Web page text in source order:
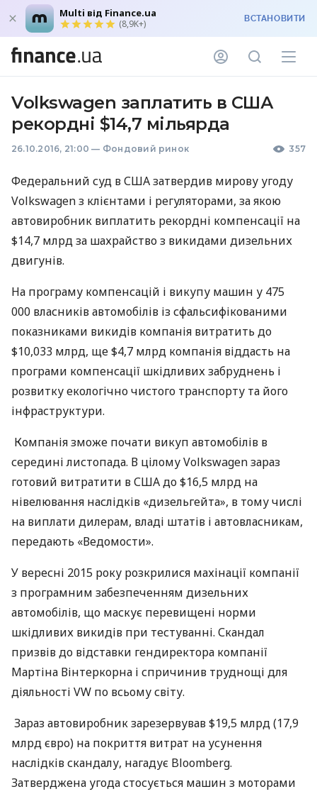
Multi від Finance.ua
(8,9K+) ВСТАНОВИТИ
Volkswagen заплатить в США
рекордні $14,7 мільярда
26.10.2016, 21:00 — Фондовий ринок 357
Федеральний суд вСШАзатвердив мирову угоду
Volkswagen з клієнтами і регуляторами, за якою
автовиробник виплатить рекордні компенсації на
$14,7 млрд за шахрайство з викидами дизельних
двигунів.
На програму компенсацій і викупу машин у 475
000 власників автомобілів із сфальсифікованими
показниками викидів компанія витратить до
$10,033 млрд, ще $4,7 млрд компанія віддасть на
програми компенсації шкідливих забруднень і
розвитку екологічно чистого транспорту та його
інфраструктури.
Компанія зможе почати викуп автомобілів в
середині листопада. В цілому Volkswagen зараз
готовий витратити вСШАдо $16,5 млрд на
нівелювання наслідків «дизельгейта», в тому числі
на виплати дилерам, владі штатів і автовласникам,
передають «Ведомости».
У вересні 2015 року розкрилися махінації компанії
з програмним забезпеченням дизельних
автомобілів, що маскує перевищені норми
шкідливих викидів при тестуванні. Скандал
призвів до відставки гендиректора компанії
Мартіна Вінтеркорна і спричинив труднощі для
діяльності VW по всьому світу.
Зараз автовиробник зарезервував $19,5 млрд (17,9
млрд євро) на покриття витрат на усунення
наслідків скандалу, нагадує Bloomberg.
Затверджена угода стосується машин з моторами